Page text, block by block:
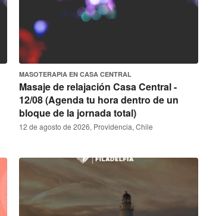
MASOTERAPIA EN CASA CENTRAL
Masaje de relajación Casa Central -
12/08 (Agenda tu hora dentro de un
bloque de la jornada total)
12 de agosto de 2026, Providencia, Chile